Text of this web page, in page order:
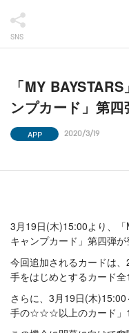
SNS
「MY
ンプカード」第四
APP 2020/3/19
3月19日(木)15:00より、
キャンプカード」第四弾が
今回追加されるカードは
手をはじめとするカード全
さらに、3月19日(木
手の☆☆☆以上のカード」1